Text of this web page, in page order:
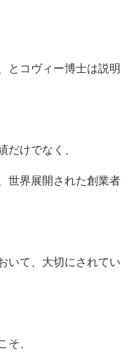
と コヴィー博士は説明
だけでなく、
世界展開された創業者
いて、 大切にされてい
そ、